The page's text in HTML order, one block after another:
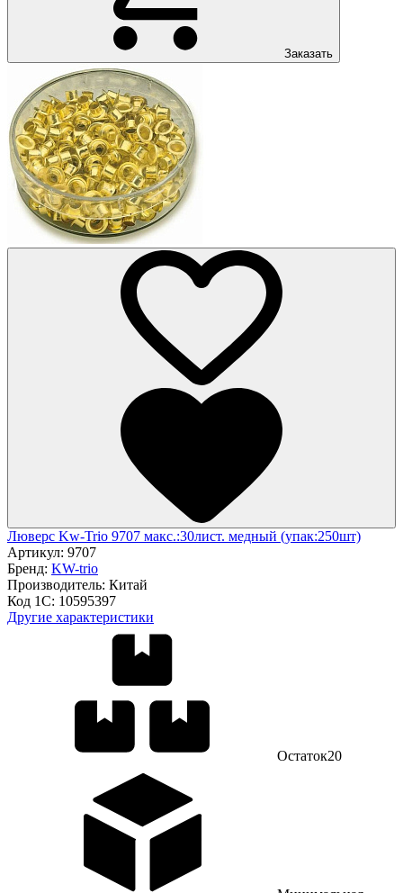
Заказать
Люверс Kw-Trio 9707 макс.:30лист. медный (упак:250шт)
Артикул: 9707
Бренд: KW-trio
Производитель: Китай
Код 1С: 10595397
Другие характеристики
Остаток20